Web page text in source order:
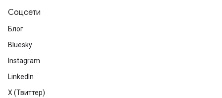
Соцсети
Блог
Bluesky
Instagram
LinkedIn
X (Твиттер)